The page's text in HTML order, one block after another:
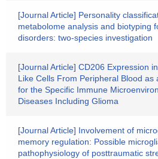
[Journal Article] Personality
metabolome analysis and biotyping
disorders: two-species investigation
[Journal Article] CD206 Expression
Like Cells From Peripheral Blood as
for the Specific Immune
Diseases Including Glioma
[Journal Article] Involvement of
memory regulation: Possible
pathophysiology of posttraumatic